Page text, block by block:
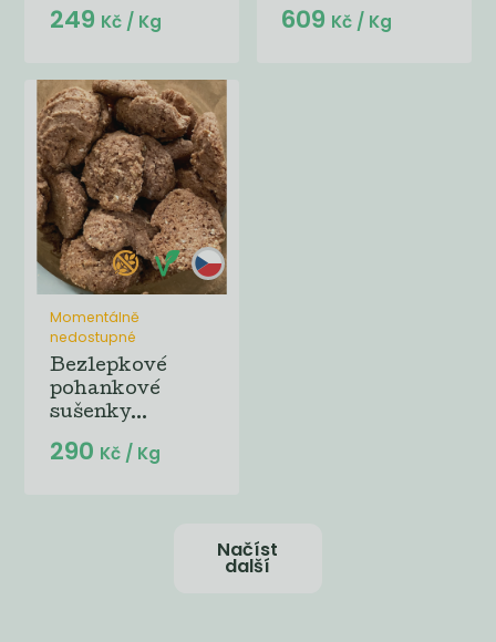
249 Kč / Kg 609 Kč / Kg
Momentálně
nedostupné
Bezlepkové
pohankové
sušenky...
290 Kč / Kg
Načíst
další